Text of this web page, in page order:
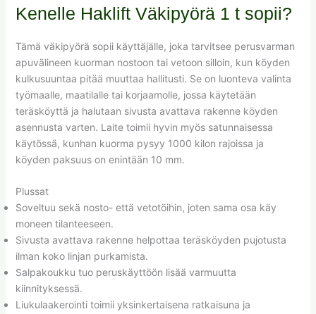
Kenelle Haklift Väkipyörä 1 t sopii?
Tämä väkipyörä sopii käyttäjälle, joka tarvitsee perusvarman
apuvälineen kuorman nostoon tai vetoon silloin, kun köyden
kulkusuuntaa pitää muuttaa hallitusti. Se on luonteva valinta
työmaalle, maatilalle tai korjaamolle, jossa käytetään
teräsköyttä ja halutaan sivusta avattava rakenne köyden
asennusta varten. Laite toimii hyvin myös satunnaisessa
käytössä, kunhan kuorma pysyy 1000 kilon rajoissa ja
köyden paksuus on enintään 10 mm.
Plussat
Soveltuu sekä nosto- että vetotöihin, joten sama osa käy
moneen tilanteeseen.
Sivusta avattava rakenne helpottaa teräsköyden pujotusta
ilman koko linjan purkamista.
Salpakoukku tuo peruskäyttöön lisää varmuutta
kiinnityksessä.
Liukulaakerointi toimii yksinkertaisena ratkaisuna ja